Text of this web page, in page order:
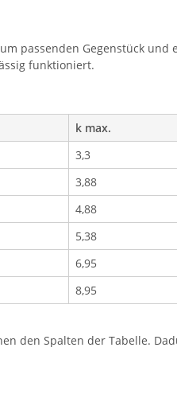
passenden Gegenstück
funktioniert.
k max.
3,3
3,88
4,88
5,38
6,95
8,95
den Spalten der Tabelle.